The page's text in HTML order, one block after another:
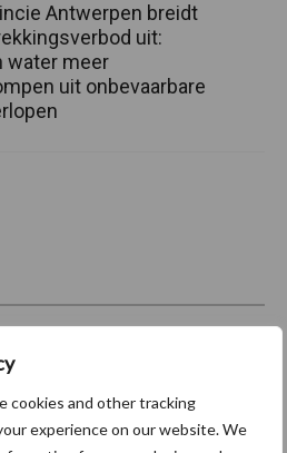
cookies and other tracking
experience on our website. We
Antwerpen breidt
uit:
water meer
uit onbevaarbare
Duurzaamheid